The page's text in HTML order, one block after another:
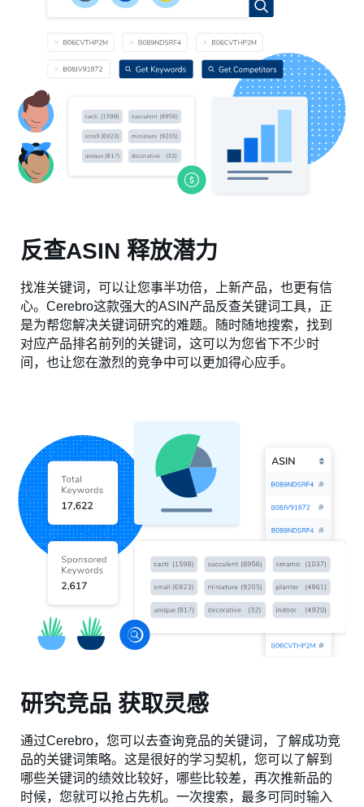
反查ASIN 释放潜力
找准关键词，可以让您事半功倍，上新产品，也更有信
心。Cerebro这款强大的ASIN产品反查关键词工具，正
是为帮您解决关键词研究的难题。随时随地搜索，找到
对应产品排名前列的关键词，这可以为您省下不少时
间，也让您在激烈的竞争中可以更加得心应手。
研究竞品 获取灵感
通过Cerebro，您可以去查询竞品的关键词，了解成功竞
品的关键词策略。这是很好的学习契机，您可以了解到
哪些关键词的绩效比较好，哪些比较差，再次推新品的
时候，您就可以抢占先机。一次搜索，最多可同时输入